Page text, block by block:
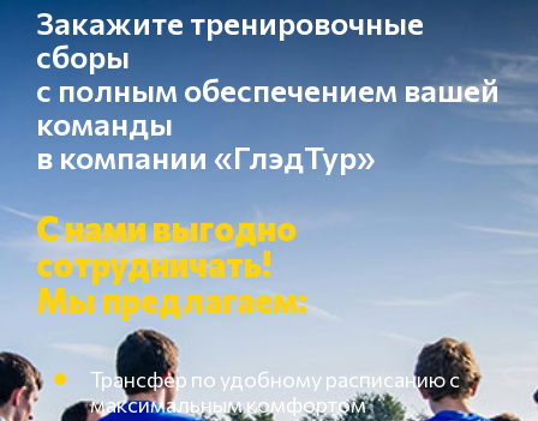
Закажите тренировочные
сборы
с полным обеспечением вашей
команды
в компании «ГлэдТур»
С нами выгодно
сотрудничать!
Мы предлагаем:
Трансфер по удобному расписанию с
максимальным комфортом